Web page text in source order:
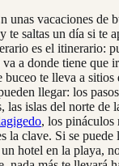
unas vacaciones de
te saltas un día si te
es el itinerario:
a donde tiene que
buceo te lleva a sitios
llegar: los
las islas del norte de
, los pináculos
la clave. Si se
hotel en la playa,